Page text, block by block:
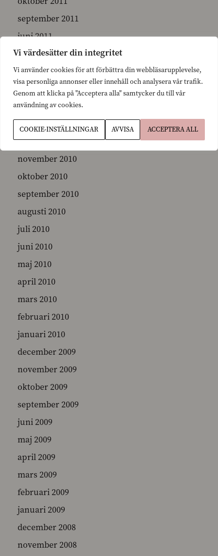
Vi värdesätter din integritet
Vi använder cookies för att förbättra din webbläsarupplevelse,
visa personliga annonser eller innehåll och analysera vår trafik.
Genom att klicka på "Acceptera alla" samtycker du till vår
användning av cookies.
COOKIE-INSTÄLLNINGAR AVVISA ACCEPTERA ALL
september 2011
juni 2011
maj 2011
april 2011
mars 2011
februari 2011
januari 2011
december 2010
november 2010
oktober 2010
september 2010
augusti 2010
juli 2010
juni 2010
maj 2010
april 2010
mars 2010
februari 2010
januari 2010
december 2009
november 2009
oktober 2009
september 2009
juni 2009
maj 2009
april 2009
mars 2009
februari 2009
januari 2009
december 2008
november 2008